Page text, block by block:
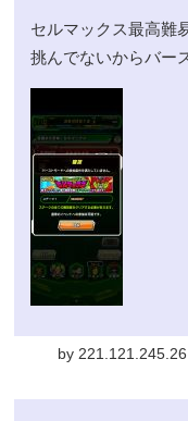
セルマックス最高難
挑んでないからバー
by